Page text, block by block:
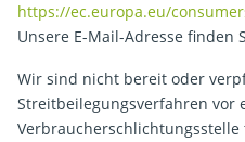
https://ec.europa.eu/
Unsere E-Mail-Adresse finden
Wir sind nicht bereit oder
Streitbeilegungsverfahren vor